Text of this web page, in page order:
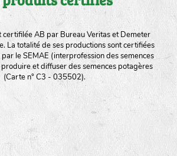
certifilée AB par Bureau Veritas et Demeter
La totalité de ses productions sont certifiées
le SEMAE (interprofession des semences
et diffuser des semences potagères
(Carte n° C3 - 035502).